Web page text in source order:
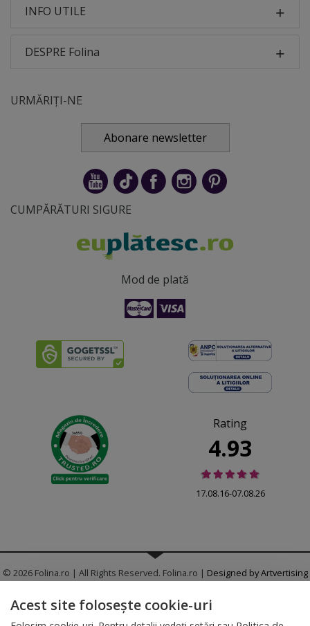
INFO UTILE
DESPRE Folina
URMĂRIȚI-NE
Abonare newsletter
CUMPĂRĂTURI SIGURE
Mod de plată
Rating
4.93
17.08.16-07.08.26
© 2026 Folina.ro | All Rights Reserved. Folina.ro | Designed by Artvertising
T:+4 0754.069.667
Acest site folosește cookie-uri